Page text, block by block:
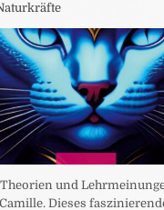
und
Dieses